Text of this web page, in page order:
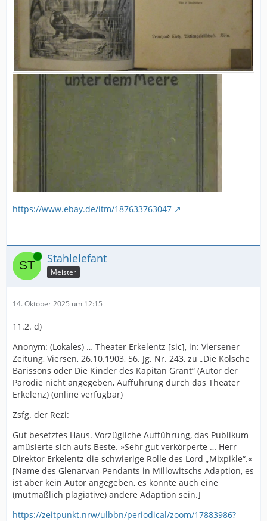
https://www.ebay.de/itm/187633763047
Online Stahlelefant
Meister
14. Oktober 2025 um 12:15
11.2. d)
Anonym: (Lokales) … Theater Erkelentz [sic], in: Viersener
Zeitung, Viersen, 26.10.1903, 56. Jg. Nr. 243, zu „Die Kölsche
Barissons oder Die Kinder des Kapitän Grant“ (Autor der
Parodie nicht angegeben, Aufführung durch das Theater
Erkelenz) (online verfügbar)
Zsfg. der Rezi:
Gut besetztes Haus. Vorzügliche Aufführung, das Publikum
amüsierte sich aufs Beste. »Sehr gut verkörperte … Herr
Direktor Erkelentz die schwierige Rolle des Lord „Mixpikle“.«
[Name des Glenarvan-Pendants in Millowitschs Adaption, es
ist aber kein Autor angegeben, es könnte auch eine
(mutmaßlich plagiative) andere Adaption sein.]
https://zeitpunkt.nrw/ulbbn/periodical/zoom/17883986?